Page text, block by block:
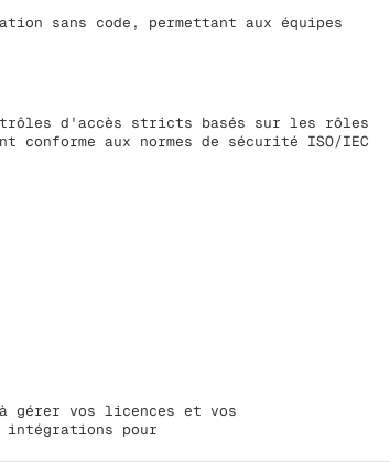
sans code, permettant aux équipes
d'accès stricts basés sur les rôles
aux normes de sécurité ISO/IEC
gérer vos licences et vos
intégrations pour